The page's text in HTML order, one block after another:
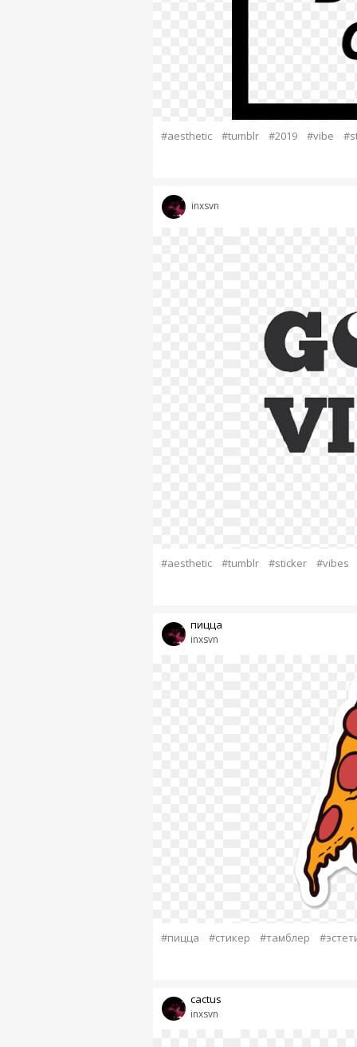
#aesthetic #tumblr #2019 #vibe
inxsvn
#aesthetic #tumblr #sticker #vibes
inxsvn
пицца
#пицца #стикер #тамблер
inxsvn
cactus